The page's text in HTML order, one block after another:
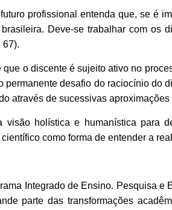
profissional entenda que, se é
Deve-se trabalhar com os
67).
o discente é sujeito ativo no
desafio do raciocínio do
através de sucessivas
holística e humanística para
como forma de entender a
Integrado de Ensino. Pesquisa
parte das transformações